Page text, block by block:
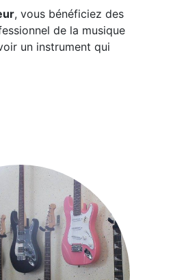
, vous bénéficiez des
de la musique
un instrument qui